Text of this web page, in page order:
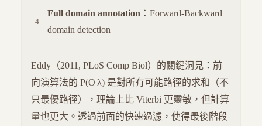
Full domain annotation ：Forward-Backward +
domain detection
Eddy（2011, PLoS Comp Biol）的關鍵洞見：前
向演算法的 P(O|λ) 是對所有可能路徑的求和（不
只最優路徑），理論上比 Viterbi 更靈敏，但計算
量也更大。透過前面的快速過濾，使得最後階段